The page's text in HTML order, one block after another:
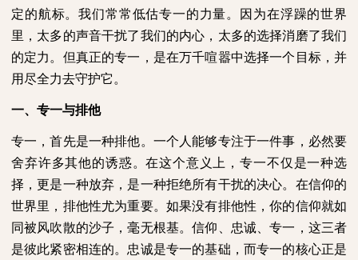
定的航标。我们常常低估专一的力量。因为在浮躁的世界
里，太多的声音干扰了我们的内心，太多的选择消磨了我们
的定力。但真正的专一，是在万千喧嚣中选择一个目标，并
用尽全力去守护它。
一、专一与排他
专一，首先是一种排他。一个人能够专注于一件事，必然要
舍弃许多其他的诱惑。在这个意义上，专一不仅是一种选
择，更是一种放弃，是一种拒绝所有干扰的决心。在信仰的
世界里，排他性尤为重要。如果没有排他性，你的信仰就如
同被风吹散的沙子，毫无根基。信仰、忠诚、专一，这三者
是彼此紧密相连的。忠诚是专一的基础，而专一的核心正是